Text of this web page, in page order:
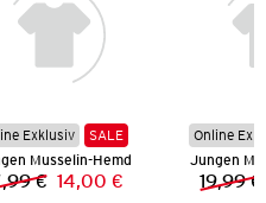
Exklusiv
SALE
Musselin-Hemd
Vorheriger Preis:
€ Neuer Preis:
14,00 €
Online
Jungen
19,99 €